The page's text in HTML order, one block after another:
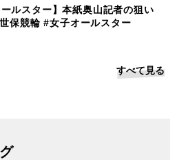
ルスター】本紙奥山記者の狙い
目１１R予想 #佐世保競輪 #女子オールスター
すべて見る